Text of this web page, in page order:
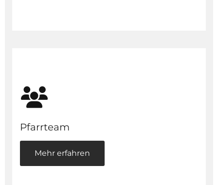
Pfarrteam
Mehr erfahren